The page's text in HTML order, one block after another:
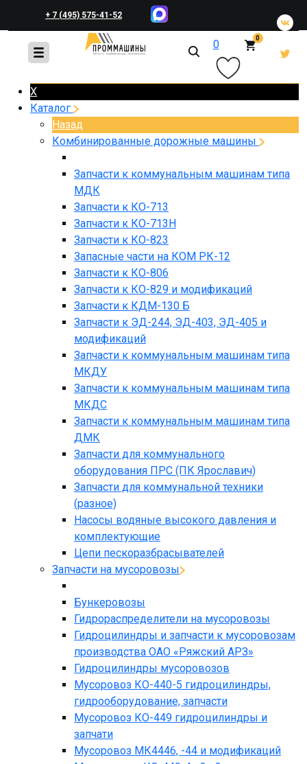
+ 7 (495) 575-41-52
+ 7 (495) 648-45-83 0 0
X
Каталог
Назад
Комбинированные дорожные машины
Запчасти к коммунальным машинам типа
МДК
Запчасти к КО-713
Запчасти к КО-713Н
Запчасти к КО-823
Запасные части на КОМ РК-12
Запчасти к КО-806
Запчасти к КО-829 и модификаций
Запчасти к КДМ-130 Б
Запчасти к ЭД-244, ЭД-403, ЭД-405 и
модификаций
Запчасти к коммунальным машинам типа
МКДУ
Запчасти к коммунальным машинам типа
МКДС
Запчасти к коммунальным машинам типа
ДМК
Запчасти для коммунального
оборудования ПРС (ПК Ярославич)
Запчасти для коммунальной техники
(разное)
Насосы водяные высокого давления и
комплектующие
Цепи пескоразбрасывателей
Запчасти на мусоровозы
Бункеровозы
Гидрораспределители на мусоровозы
Гидроцилиндры и запчасти к мусоровозам
производства ОАО «Ряжский АРЗ»
Гидроцилиндры мусоровозов
Мусоровоз КО-440-5 гидроцилиндры,
гидрооборудование, запчасти
Мусоровоз КО-449 гидроцилиндры и
запчати
Мусоровоз МК4446, -44 и модификаций